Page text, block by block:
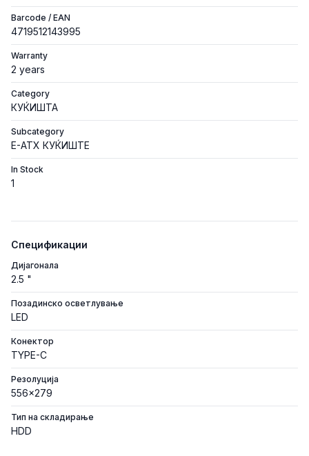
Barcode / EAN
4719512143995
Warranty
2 years
Category
КУЌИШТА
Subcategory
E-ATX КУЌИШТЕ
In Stock
1
Спецификации
Дијагонала
2.5 "
Позадинско осветлување
LED
Конектор
TYPE-C
Резолуција
556x279
Тип на складирање
HDD